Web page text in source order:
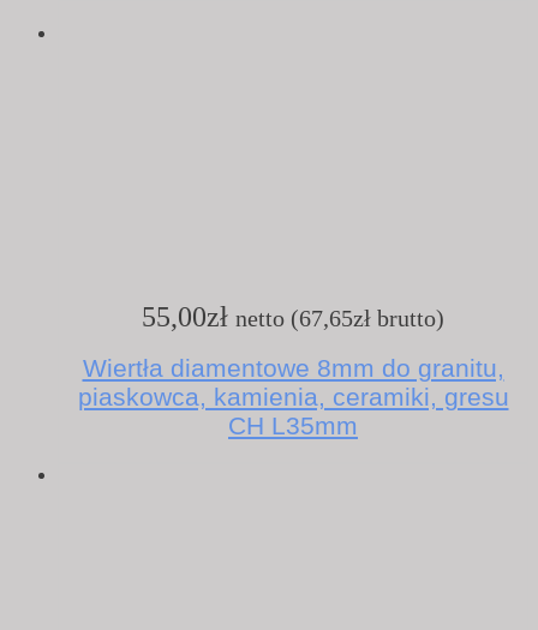
55,00zł netto (67,65zł brutto)
Wiertła diamentowe 8mm do granitu,
piaskowca, kamienia, ceramiki, gresu
CH L35mm